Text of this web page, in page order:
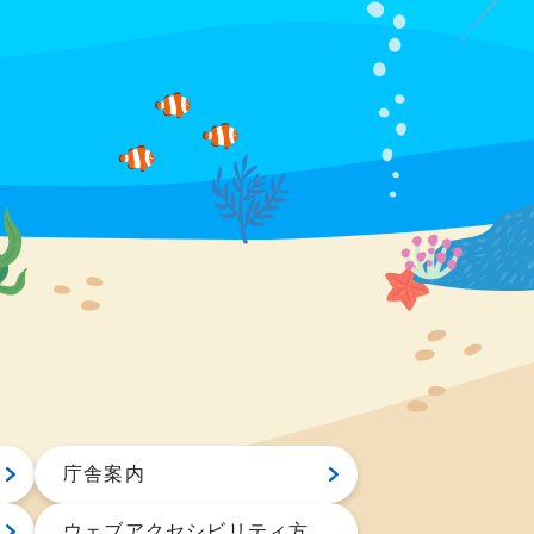
庁舎案内